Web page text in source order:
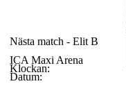
Nästa match - Elit B
ICA Maxi Arena
Klockan:
Datum: